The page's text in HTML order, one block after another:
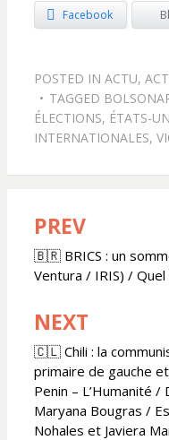
Facebook
POSTED IN ACTU,
TAGGED
ÉLECTIONS, ÉTATS-
INTERNATIONALES,
Navigation
de
l’article
PREV
🇧🇷 BRICS : un
Ventura / IRIS) / Quel
NEXT
🇨🇱 Chili : la
primaire de gauche
Penin – L’Humanité
Maryana Bougras /
Nohales et Javiera